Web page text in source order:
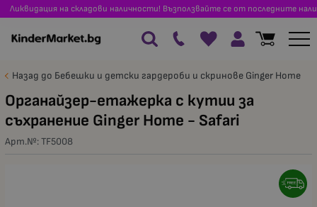
Ликвидация на складови наличности! Възползвайте се от последните
Назад до Бебешки и детски гардероби и скринове Ginger Home
Органайзер-етажерка с кутии за
съхранение Ginger Home - Safari
Арт.№:TF5008